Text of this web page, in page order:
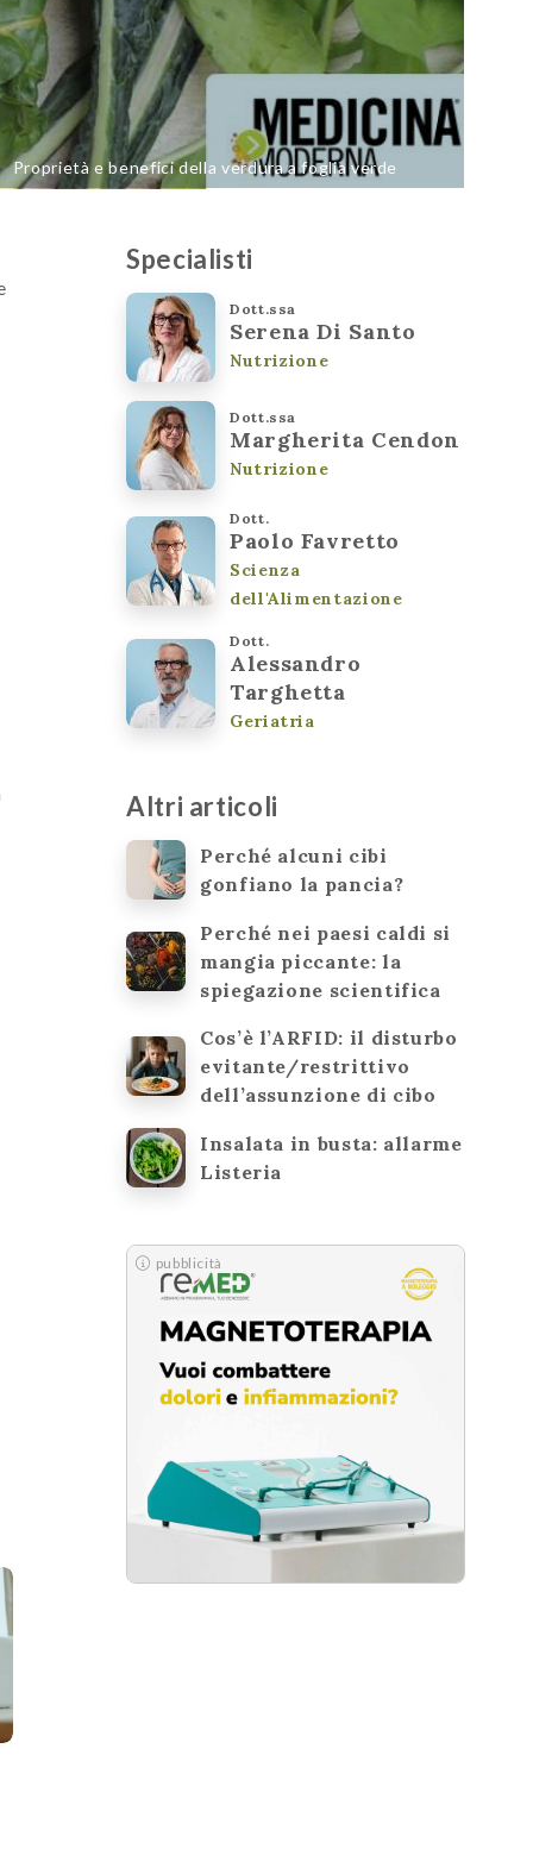
Proprietà e benefici della verdura a foglia verde
Specialisti
Dott.ssa
Serena Di Santo
Nutrizione
Dott.ssa
Margherita Cendon
Nutrizione
Dott.
Paolo Favretto
Scienza
dell'Alimentazione
Dott.
Alessandro
Targhetta
Geriatria
Altri articoli
Perché alcuni cibi
gonfiano la pancia?
Perché nei paesi caldi si
mangia piccante: la
spiegazione scientifica
Cos’è l’ARFID: il disturbo
evitante/restrittivo
dell’assunzione di cibo
Insalata in busta: allarme
Listeria
pubblicità